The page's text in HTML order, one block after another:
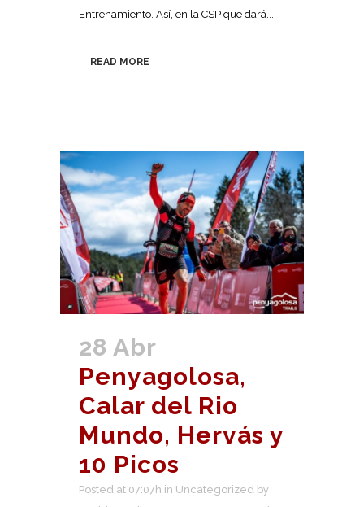
Entrenamiento. Así, en la CSP que dará...
READ MORE
28 Abr
Penyagolosa,
Calar del Rio
Mundo, Hervás y
10 Picos
Posted at 07:07h in Uncategorized by